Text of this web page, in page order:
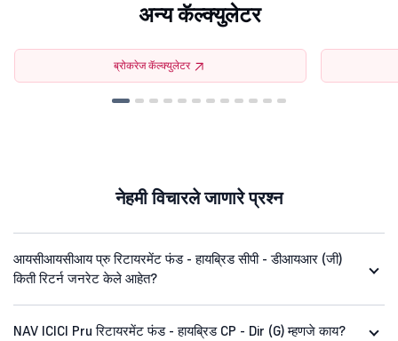
अन्य कॅल्क्युलेटर
ब्रोकरेज कॅल्क्युलेटर
नेहमी विचारले जाणारे प्रश्न
आयसीआयसीआय प्रु रिटायरमेंट फंड - हायब्रिड सीपी - डीआयआर (जी)
किती रिटर्न जनरेट केले आहेत?
NAV ICICI Pru रिटायरमेंट फंड - हायब्रिड CP - Dir (G) म्हणजे काय?